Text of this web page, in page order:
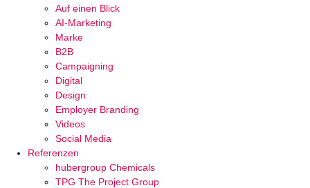
Auf einen Blick
AI-Marketing
Marke
B2B
Campaigning
Digital
Design
Employer Branding
Videos
Social Media
Referenzen
hubergroup Chemicals
TPG The Project Group